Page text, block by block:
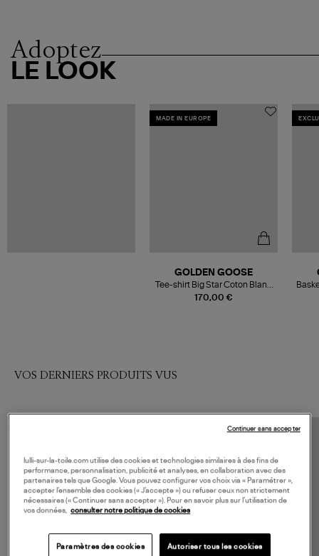
Adoptez
LE LOOK
MADE IN EUROPE
170,00 €
GOLDEN GOOSE
Tee-shirt Big Star Coton Blanc
Noir
VOS DERNIERS PRODUITS VUS
lulli-sur-la-toile.com utilise des cookies et technologies similaires à des fins de
performance, personnalisation, publicité et analyses, en collaboration avec des
partenaires tels que Google. Vous pouvez configurer vos choix via « Paramétrer »,
accepter l’ensemble des cookies (« J’accepte ») ou refuser ceux non strictement
nécessaires (« Continuer sans accepter »). Pour en savoir plus sur l’utilisation de
vos données,
consulter notre politique de cookies
Paramètres des cookies Autoriser tous les cookies
Continuer sans accepter